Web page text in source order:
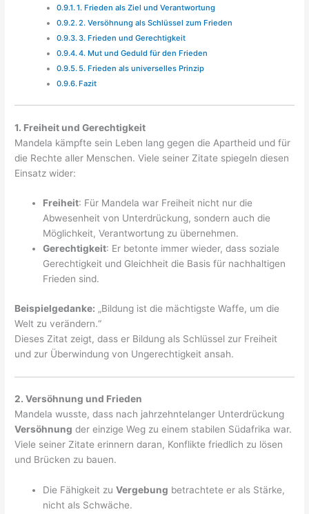
1. Frieden als Ziel und Verantwortung
2. Versöhnung als Schlüssel zum Frieden
3. Frieden und Gerechtigkeit
4. Mut und Geduld für den Frieden
5. Frieden als universelles Prinzip
Fazit
1. Freiheit und Gerechtigkeit
Mandela kämpfte sein Leben lang gegen die Apartheid und für
die Rechte aller Menschen. Viele seiner Zitate spiegeln diesen
Einsatz wider:
Freiheit: Für Mandela war Freiheit nicht nur die
Abwesenheit von Unterdrückung, sondern auch die
Möglichkeit, Verantwortung zu übernehmen.
Gerechtigkeit: Er betonte immer wieder, dass soziale
Gerechtigkeit und Gleichheit die Basis für nachhaltigen
Frieden sind.
Beispielgedanke: „Bildung ist die mächtigste Waffe, um die
Welt zu verändern.“
Dieses Zitat zeigt, dass er Bildung als Schlüssel zur Freiheit
und zur Überwindung von Ungerechtigkeit ansah.
2. Versöhnung und Frieden
Mandela wusste, dass nach jahrzehntelanger Unterdrückung
Versöhnung der einzige Weg zu einem stabilen Südafrika war.
Viele seiner Zitate erinnern daran, Konflikte friedlich zu lösen
und Brücken zu bauen.
Die Fähigkeit zuVergebung betrachtete er als Stärke,
nicht als Schwäche.